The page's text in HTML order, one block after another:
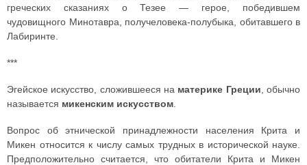
греческих сказаниях о Тезее — герое, победившем
чудовищного Минотавра, получеловека-полубыка, обитавшего в
Лабиринте.
***
Эгейское искусство, сложившееся на материке Греции , обычно
называется микенским искусством
Вопрос об этнической принадлежности населения Крита и
Микен относится к числу самых трудных в исторической науке.
Предположительно считается, что обитатели Крита и Микен